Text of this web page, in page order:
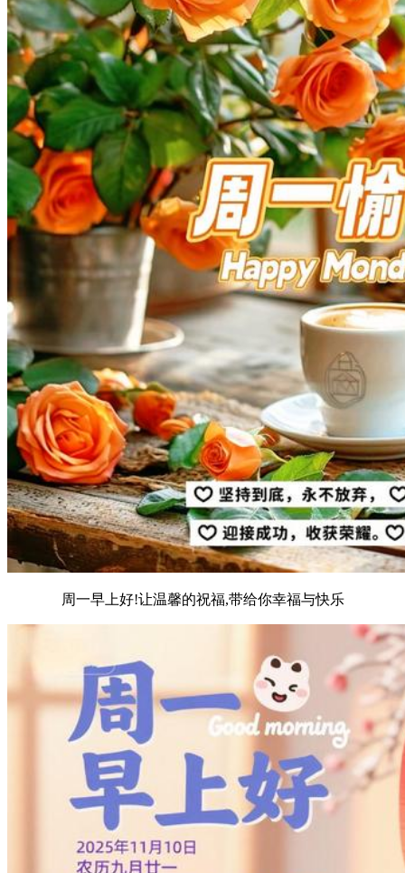
周一早上好!让温馨的祝福,带给你幸福与快乐